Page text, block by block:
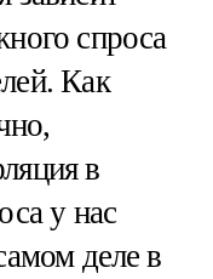
спроса
Как
в
у нас
деле в